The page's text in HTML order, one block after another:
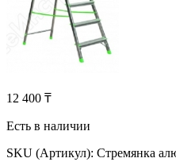
12 400 ₸
Есть в наличии
SKU (Артикул): Стремянка